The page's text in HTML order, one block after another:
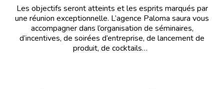
Les objectifs seront atteints et les esprits marqués par
une réunion exceptionnelle. L’agence Paloma saura vous
accompagner dans l’organisation de séminaires,
d’incentives, de soirées d’entreprise, de lancement de
produit, de cocktails…